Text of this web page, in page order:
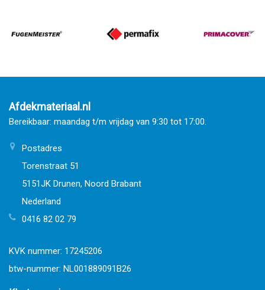
Afdekmateriaal.nl
Bereikbaar: maandag t/m vrijdag van 9:30 tot 17:00.
Postadres
Torenstraat 51
5151JK Drunen, Noord Brabant
Nederland
0416 82 02 79
KVK nummer: 17245206
btw-nummer: NL001889091B26